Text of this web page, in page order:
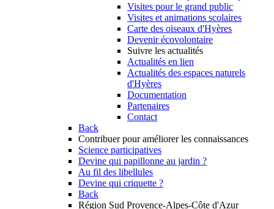
Visites pour le grand public
Visites et animations scolaires
Carte des oiseaux d'Hyères
Devenir écovolontaire
Suivre les actualités
Actualités en lien
Actualités des espaces naturels
d'Hyères
Documentation
Partenaires
Contact
Back
Contribuer pour améliorer les connaissances
Science participatives
Devine qui papillonne au jardin ?
Au fil des libellules
Devine qui criquette ?
Back
Région Sud Provence-Alpes-Côte d'Azur